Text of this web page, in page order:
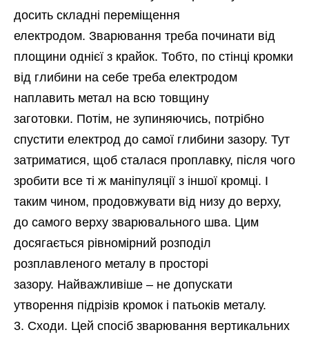
досить складні переміщення
електродом. Зварювання треба починати від
площини однієї з крайок. Тобто, по стінці кромки
від глибини на себе треба електродом
наплавить метал на всю товщину
заготовки. Потім, не зупиняючись, потрібно
спустити електрод до самої глибини зазору. Тут
затриматися, щоб сталася проплавку, після чого
зробити все ті ж маніпуляції з іншої кромці. І
таким чином, продовжувати від низу до верху,
до самого верху зварювального шва. Цим
досягається рівномірний розподіл
розплавленого металу в просторі
зазору. Найважливіше – не допускати
утворення підрізів кромок і патьоків металу.
Сходи. Цей спосіб зварювання вертикальних